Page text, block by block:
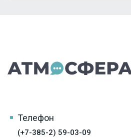
Телефон
(+7-385-2) 59-03-09